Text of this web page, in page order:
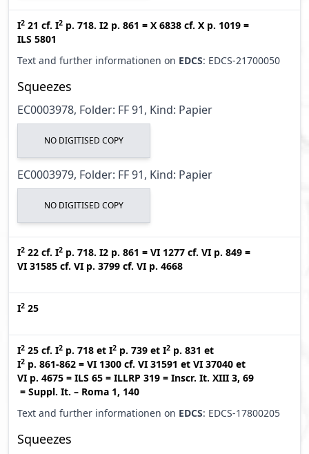
I2 21 cf. I2 p. 718. I2 p. 861 = X 6838 cf. X p. 1019 =
ILS 5801
Text and further informationen on EDCS: EDCS-21700050
Squeezes
EC0003978, Folder: FF 91, Kind: Papier
NO DIGITISED COPY
EC0003979, Folder: FF 91, Kind: Papier
NO DIGITISED COPY
I2 22 cf. I2 p. 718. I2 p. 861 = VI 1277 cf. VI p. 849 =
VI 31585 cf. VI p. 3799 cf. VI p. 4668
I2 25
I2 25 cf. I2 p. 718 et I2 p. 739 et I2 p. 831 et
I2 p. 861-862 = VI 1300 cf. VI 31591 et VI 37040 et
VI p. 4675 = ILS 65 = ILLRP 319 = Inscr. It. XIII 3, 69
= Suppl. It. – Roma 1, 140
Text and further informationen on EDCS: EDCS-17800205
Squeezes